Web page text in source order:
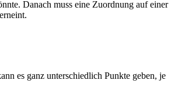
Danach muss eine Zuordnung auf einer
es ganz unterschiedlich Punkte geben, je